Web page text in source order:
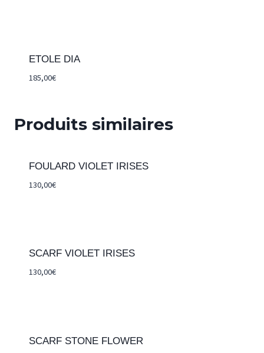
ETOLE DIA
185,00€
Produits similaires
FOULARD VIOLET IRISES
130,00€
SCARF VIOLET IRISES
130,00€
SCARF STONE FLOWER